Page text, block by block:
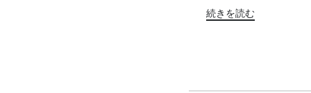
続きを読む